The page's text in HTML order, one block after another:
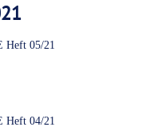
Heft 05/21
Heft 04/21